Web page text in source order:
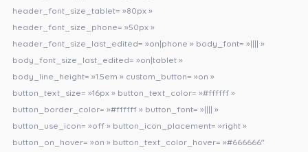
header_font_size_tablet= »80px »
header_font_size_phone= »50px »
header_font_size_last_edited= »on|phone » body_font= »|||| »
body_font_size_last_edited= »on|tablet »
body_line_height= »1.5em » custom_button= »on »
button_text_size= »16px » button_text_color= »#ffffff »
button_border_color= »#ffffff » button_font= »|||| »
button_use_icon= »off » button_icon_placement= »right »
button_on_hover= »on » button_text_color_hover= »#666666″